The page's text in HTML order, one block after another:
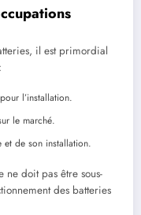
il est primordial
l’installation.
le marché.
et de son installation.
ne doit pas être sous-
des batteries